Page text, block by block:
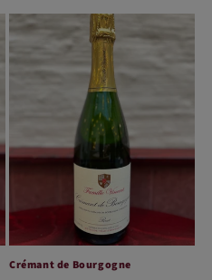
Crémant de Bourgogne